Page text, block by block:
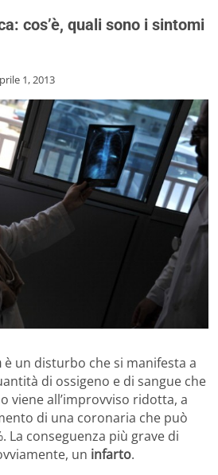
cos’è, quali sono i sintomi
1, 2013
è un disturbo che si manifesta a
di ossigeno e di sangue che
viene all’improvviso ridotta, a
di una coronaria che può
La conseguenza più grave di
un infarto.